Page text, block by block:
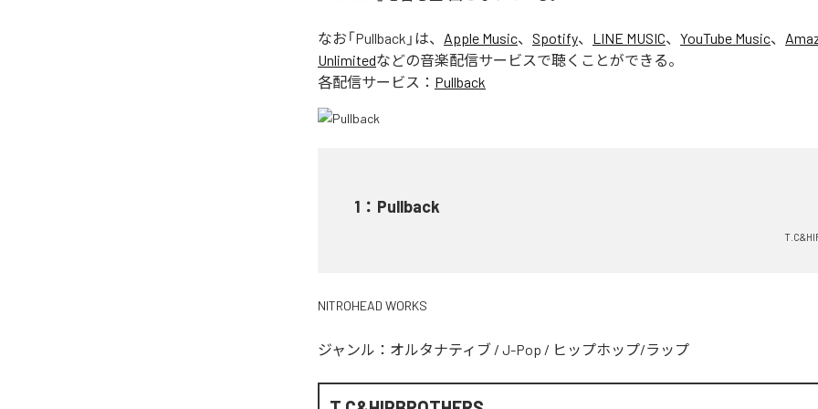
なお「Pullback 」は、 Apple Music、 Spotify、 LINE MUSIC、 YouTube Music、
Unlimitedなどの音楽配信サービスで聴くことができる。
各配信サービス： Pullback
1 ： Pullback
NITROHEAD WORKS
ジャンル： オルタナティブ / J-Pop / ヒップホップ/ラップ